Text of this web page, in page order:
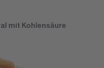
mit Kohlensäure